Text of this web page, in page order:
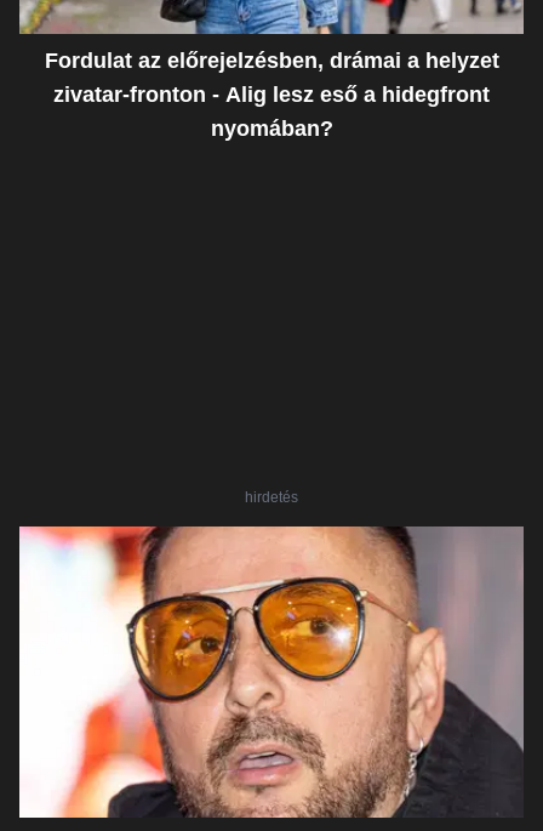
Fordulat az előrejelzésben, drámai a helyzet
zivatar-fronton - Alig lesz eső a hidegfront
nyomában?
hirdetés